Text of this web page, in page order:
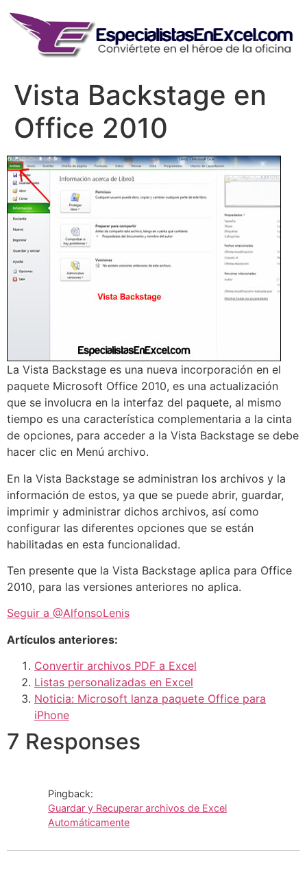
content
Vista Backstage en
Office 2010
La Vista Backstage es una nueva incorporación en el
paquete Microsoft Office 2010, es una actualización
que se involucra en la interfaz del paquete, al mismo
tiempo es una característica complementaria a la cinta
de opciones, para acceder a la Vista Backstage se debe
hacer clic en Menú archivo.
En la Vista Backstage se administran los archivos y la
información de estos, ya que se puede abrir, guardar,
imprimir y administrar dichos archivos, así como
configurar las diferentes opciones que se están
habilitadas en esta funcionalidad.
Ten presente que la Vista Backstage aplica para Office
2010, para las versiones anteriores no aplica.
Seguir a @AlfonsoLenis
Artículos anteriores:
Convertir archivos PDF a Excel
Listas personalizadas en Excel
Noticia: Microsoft lanza paquete Office para
iPhone
7 Responses
Pingback:
Guardar y Recuperar archivos de Excel
Automáticamente